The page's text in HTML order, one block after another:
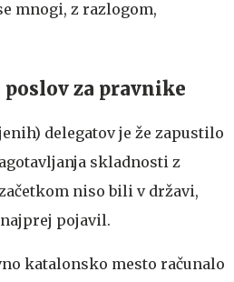
mnogi, z razlogom,
za pravnike
delegatov je že zapustilo
skladnosti z
niso bili v državi,
pojavil.
katalonsko mesto računalo